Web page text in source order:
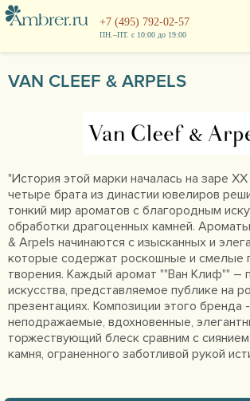
+7 (495) 792-02-57
ПН.–ПТ. с 10:00 до 19:00
VAN CLEEF & ARPELS
"История этой марки началась на заре XX
четыре брата из династии ювелиров
тонкий мир ароматов с благородным
обработки драгоценных камней.
& Arpels начинаются с изысканных и
которые содержат роскошные и
творения. Каждый аромат ""Ван Клиф"" –
искусства, представляемое публике на
презентациях. Композиции этого бренда -
неподражаемые, вдохновенные,
торжествующий блеск сравним с
камня, ограненного заботливой рукой